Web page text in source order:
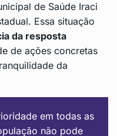
de Saúde Iraci
Essa situação
da resposta
de ações concretas
da
em todas as
não pode